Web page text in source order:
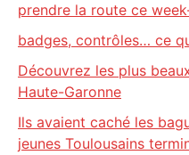
prendre la route ce
badges, contrôles… ce
Découvrez les plus
Haute-Garonne
Ils avaient caché les
jeunes Toulousains